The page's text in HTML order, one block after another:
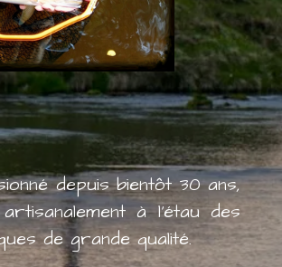
depuis bientôt 30 ans,
à l'étau des
de grande qualité.